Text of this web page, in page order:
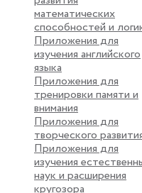
математических
способностей и
Приложения для
изучения английского
языка
Приложения для
тренировки памяти и
внимания
Приложения для
творческого
Приложения для
изучения
наук и расширения
кругозора